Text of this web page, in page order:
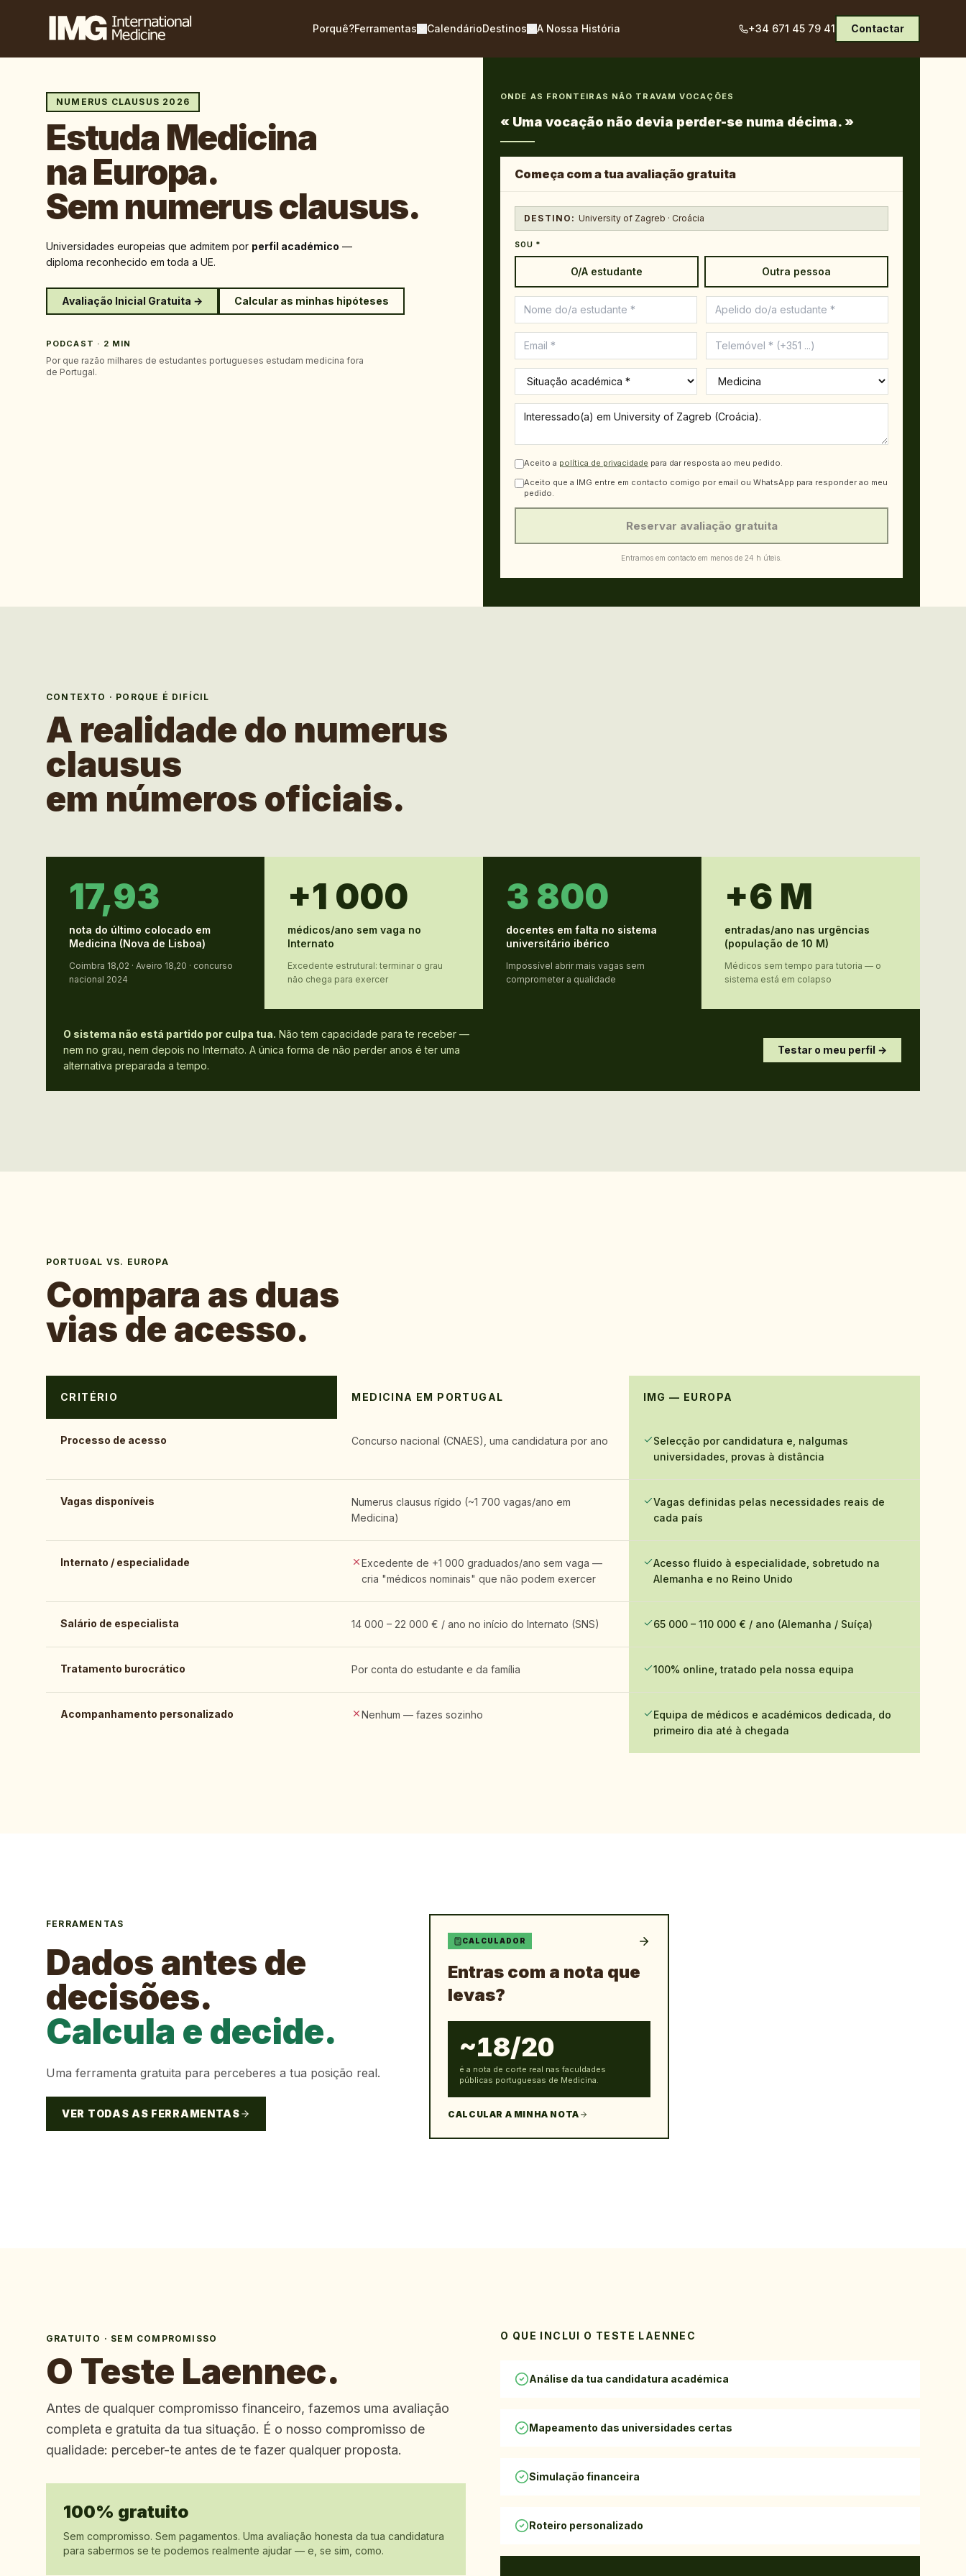
Porquê?Ferramentas CalendárioDestinos A Nossa História +34 671 45 79 41 Contactar
NUMERUS CLAUSUS 2026
Estuda Medicina
na Europa.
Sem numerus clausus.
Universidades europeias que admitem por perfil académico —
diploma reconhecido em toda a UE.
Avaliação Inicial Gratuita → Calcular as minhas hipóteses
PODCAST · 2 MIN
Por que razão milhares de estudantes portugueses estudam medicina fora
de Portugal.
ONDE AS FRONTEIRAS NÃO TRAVAM VOCAÇÕES
« Uma vocação não devia perder-se numa décima. »
Começa com a tua avaliação gratuita
DESTINO: University of Zagreb · Croácia
SOU *
O/A estudante Outra pessoa
Aceito a política de privacidade para dar resposta ao meu pedido.
Aceito que a IMG entre em contacto comigo por email ou WhatsApp para responder ao meu
pedido.
Reservar avaliação gratuita
Entramos em contacto em menos de 24 h úteis.
CONTEXTO · PORQUE É DIFÍCIL
A realidade do numerus
clausus
em números oficiais.
17,93
nota do último colocado em
Medicina (Nova de Lisboa)
Coimbra 18,02 · Aveiro 18,20 · concurso
nacional 2024
+1 000
médicos/ano sem vaga no
Internato
Excedente estrutural: terminar o grau
não chega para exercer
3 800
docentes em falta no sistema
universitário ibérico
Impossível abrir mais vagas sem
comprometer a qualidade
+6 M
entradas/ano nas urgências
(população de 10 M)
Médicos sem tempo para tutoria — o
sistema está em colapso
O sistema não está partido por culpa tua. Não tem capacidade para te receber —
nem no grau, nem depois no Internato. A única forma de não perder anos é ter uma
alternativa preparada a tempo.
Testar o meu perfil →
PORTUGAL VS. EUROPA
Compara as duas
vias de acesso.
CRITÉRIO MEDICINA EM PORTUGAL IMG — EUROPA
Processo de acesso Concurso nacional (CNAES), uma candidatura por ano
Selecção por candidatura e, nalgumas
universidades, provas à distância
Vagas disponíveis
Numerus clausus rígido (~1 700 vagas/ano em
Medicina)
Vagas definidas pelas necessidades reais de
cada país
Internato / especialidade
Excedente de +1 000 graduados/ano sem vaga —
cria "médicos nominais" que não podem exercer
Acesso fluido à especialidade, sobretudo na
Alemanha e no Reino Unido
Salário de especialista 14 000 – 22 000 € / ano no início do Internato (SNS) 65 000 – 110 000 € / ano (Alemanha / Suíça)
Tratamento burocrático Por conta do estudante e da família 100% online, tratado pela nossa equipa
Acompanhamento personalizado Nenhum — fazes sozinho
Equipa de médicos e académicos dedicada, do
primeiro dia até à chegada
FERRAMENTAS
Dados antes de
decisões.
Calcula e decide.
Uma ferramenta gratuita para perceberes a tua posição real.
VER TODAS AS FERRAMENTAS
CALCULADOR
Entras com a nota que
levas?
~18/20
é a nota de corte real nas faculdades
públicas portuguesas de Medicina.
CALCULAR A MINHA NOTA
GRATUITO · SEM COMPROMISSO
O Teste Laennec.
Antes de qualquer compromisso financeiro, fazemos uma avaliação
completa e gratuita da tua situação. É o nosso compromisso de
qualidade: perceber-te antes de te fazer qualquer proposta.
100% gratuito
Sem compromisso. Sem pagamentos. Uma avaliação honesta da tua candidatura
para sabermos se te podemos realmente ajudar — e, se sim, como.
O QUE INCLUI O TESTE LAENNEC
Análise da tua candidatura académica
Mapeamento das universidades certas
Simulação financeira
Roteiro personalizado